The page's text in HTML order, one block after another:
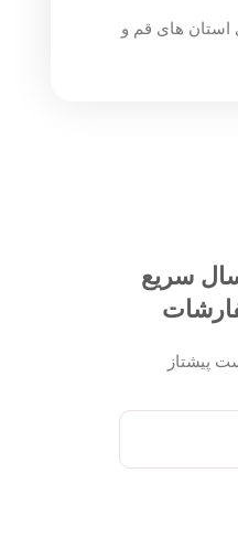
ارسال برای استان های قم و
سریع
پیشتاز